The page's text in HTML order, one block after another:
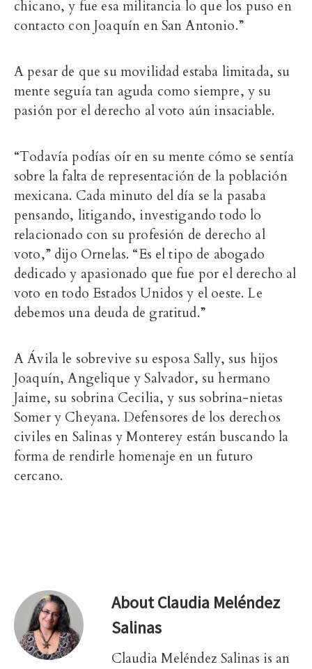
chicano, y fue esa militancia lo que los puso en
contacto con Joaquín en San Antonio.”
A pesar de que su movilidad estaba limitada, su
mente seguía tan aguda como siempre, y su
pasión por el derecho al voto aún insaciable.
“Todavía podías oír en su mente cómo se sentía
sobre la falta de representación de la población
mexicana. Cada minuto del día se la pasaba
pensando, litigando, investigando todo lo
relacionado con su profesión de derecho al
voto,” dijo Ornelas. “Es el tipo de abogado
dedicado y apasionado que fue por el derecho al
voto en todo Estados Unidos y el oeste. Le
debemos una deuda de gratitud.”
A Ávila le sobrevive su esposa Sally, sus hijos
Joaquín, Angelique y Salvador, su hermano
Jaime, su sobrina Cecilia, y sus sobrina-nietas
Somer y Cheyana. Defensores de los derechos
civiles en Salinas y Monterey están buscando la
forma de rendirle homenaje en un futuro
cercano.
AboutClaudia Meléndez
Salinas
Claudia Meléndez Salinas is an